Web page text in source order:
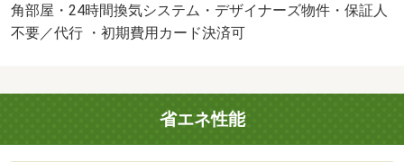
角部屋・24時間換気システム・デザイナーズ物件・保証人
不要／代行 ・初期費用カード決済可
省エネ性能